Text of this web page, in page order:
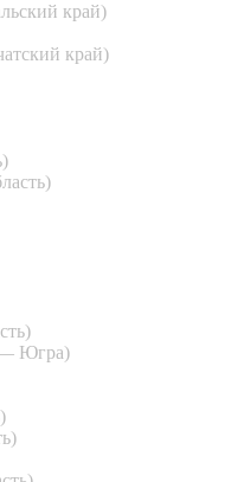
край)
край)
Югра)